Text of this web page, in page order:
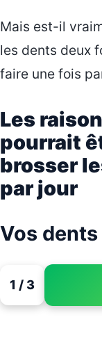
Mais est-il
les dents deux
faire une fois
Les
pourrait
brosser
par jour
Vos
1 / 3